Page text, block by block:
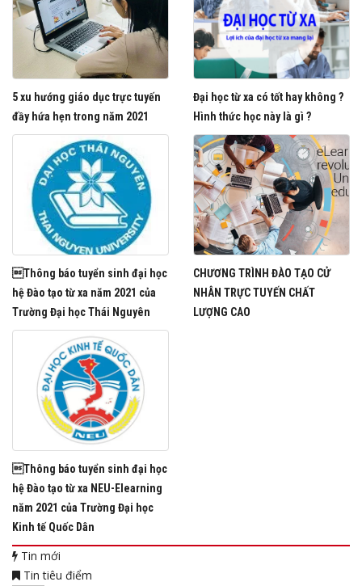
5 xu hướng giáo dục trực tuyến
đầy hứa hẹn trong năm 2021
Đại học từ xa có tốt hay không ?
Hình thức học này là gì ?
Thông báo tuyển sinh đại học
hệ Đào tạo từ xa năm 2021 của
Trường Đại học Thái Nguyên
CHƯƠNG TRÌNH ĐÀO TẠO CỬ
NHÂN TRỰC TUYẾN CHẤT
LƯỢNG CAO
Thông báo tuyển sinh đại học
hệ Đào tạo từ xa NEU-Elearning
năm 2021 của Trường Đại học
Kinh tế Quốc Dân
Tin mới
Tin tiêu điểm